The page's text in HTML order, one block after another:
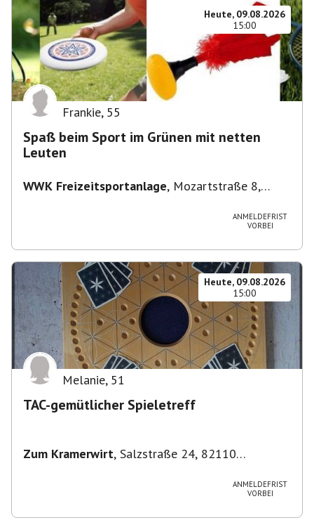
Heute, 09.08.2026
15:00
Frankie, 55
Spaß beim Sport im Grünen mit netten
Leuten
WWK Freizeitsportanlage, Mozartstraße 8,
ANMELDEFRIST
VORBEI
Heute, 09.08.2026
15:00
Melanie, 51
TAC-gemütlicher Spieletreff
Zum Kramerwirt, Salzstraße 24, 82110
ANMELDEFRIST
VORBEI